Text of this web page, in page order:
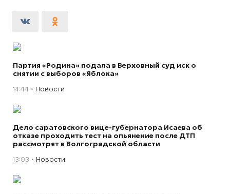
Партия «Родина» подала в Верховный суд иск о
снятии с выборов «Яблока»
14:44 Новости
Дело саратовского вице-губернатора Исаева об
отказе проходить тест на опьянение после ДТП
рассмотрят в Волгоградской области
13:03 Новости